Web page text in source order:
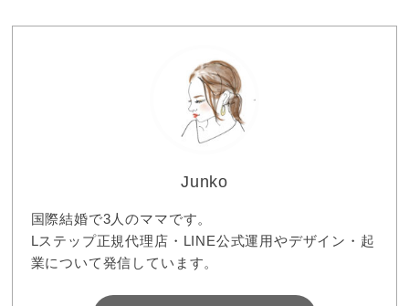
Junko
国際結婚で3人のママです。
Lステップ正規代理店・LINE公式運用やデザイン・起
業について発信しています。